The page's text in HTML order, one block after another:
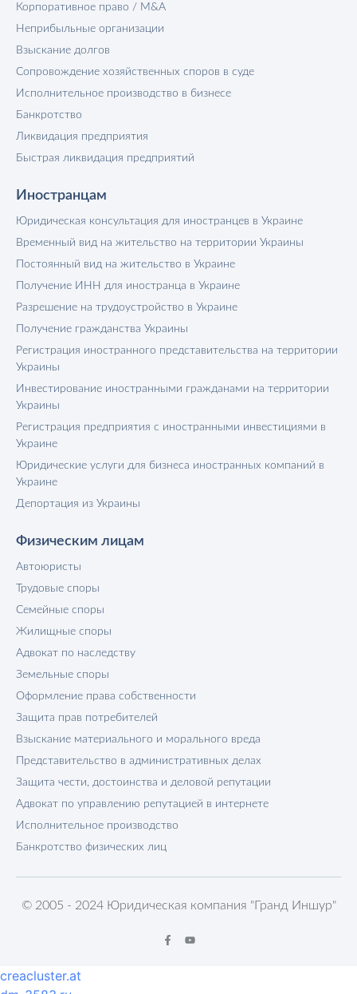
Корпоративное право / M&A
Неприбыльные организации
Взыскание долгов
Сопровождение хозяйственных споров в суде
Исполнительное производство в бизнесе
Банкротство
Ликвидация предприятия
Быстрая ликвидация предприятий
Иностранцам
Юридическая консультация для иностранцев в Украине
Временный вид на жительство на территории Украины
Постоянный вид на жительство в Украине
Получение ИНН для иностранца в Украине
Разрешение на трудоустройство в Украине
Получение гражданства Украины
Регистрация иностранного представительства на территории
Украины
Инвестирование иностранными гражданами на территории
Украины
Регистрация предприятия с иностранными инвестициями в
Украине
Юридические услуги для бизнеса иностранных компаний в
Украине
Депортация из Украины
Физическим лицам
Автоюристы
Трудовые споры
Семейные споры
Жилищные споры
Адвокат по наследству
Земельные споры
Оформление права собственности
Защита прав потребителей
Взыскание материального и морального вреда
Представительство в административных делах
Защита чести, достоинства и деловой репутации
Адвокат по управлению репутацией в интернете
Исполнительное производство
Банкротство физических лиц
© 2005 - 2024 Юридическая компания "Гранд Иншур"
creacluster.at